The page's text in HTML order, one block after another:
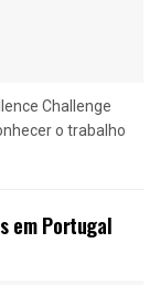
Challenge
o trabalho
em Portugal